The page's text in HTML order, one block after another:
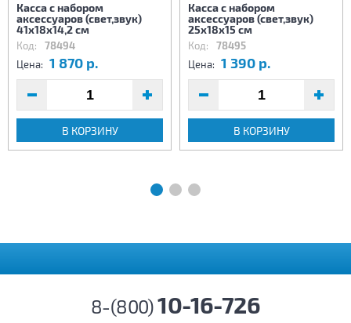
Касса с набором
аксессуаров (свет,звук)
41х18х14,2 см
Код: 78494
Цена: 1 870 р.
В КОРЗИНУ
Касса с набором
аксессуаров (свет,звук)
25х18х15 см
Код: 78495
Цена: 1 390 р.
В КОРЗИНУ
8-(800)10-16-726